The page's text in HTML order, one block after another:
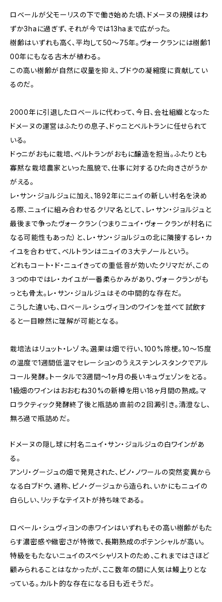
ロベールが父モーリスの下で働き始めた頃、ドメーヌの規模はわ
ずか3haに過ぎず、それが今では13haまで広がった。
樹齢はいずれも高く、平均して50〜75年。ヴォークランには樹齢1
00年にもなる古木が植わる。
この高い樹齢が自然に収量を抑え、ブドウの凝縮度に貢献してい
るのだ。
2000年に引退したロベールに代わって、今日、会社組織となった
ドメーヌの運営はふたりの息子、ドゥニとベルトランに任せられて
いる。
ドゥニがおもに栽培、ベルトランがおもに醸造を担当。ふたりとも
寡黙な栽培農家といった風貌で、仕事に対するひた向きさがうか
がえる。
レ・サン・ジョルジュに加え、1892年にニュイの新しい村名を決め
る際、ニュイに組み合わせるクリマ名として、レ・サン・ジョルジュと
最後まで争ったヴォークラン（つまりニュイ・ヴォークランが村名に
なる可能性もあった）と、レ・サン・ジョルジュの北に隣接するレ・カ
イユを合わせて、ベルトランはニュイの３大テノールという。
どれもコート・ド・ニュイきっての重低音が効いたクリマだが、この
３つの中ではレ・カイユが一番柔らかみがあり、ヴォークランがも
っとも骨太。レ・サン・ジョルジュはその中間的な存在だ。
こうした違いも、ロベール・シュヴィヨンのワインを並べて試飲す
ると一目瞭然に理解が可能となる。
栽培法はリュット・レゾネ。選果は畑で行い、100%除梗。10〜15度
の温度で1週間低温マセレーションのうえステンレスタンクでアル
コール発酵。トータルで3週間〜1ヶ月の長いキュヴェゾンをとる。
1級畑のワインはおおむね30%の新樽を用い18ヶ月間の熟成。マ
ロラクティック発酵終了後と瓶詰め直前の２回澱引き。清澄なし、
無ろ過で瓶詰めだ。
ドメーヌの隠し球に村名ニュイ・サン・ジョルジュの白ワインがあ
る。
アンリ・グージュの畑で発見された、ピノ・ノワールの突然変異から
なる白ブドウ、通称、ピノ・グージュから造られ、いかにもニュイの
白らしい、リッチなテイストが持ち味である。
ロベール・シュヴィヨンの赤ワインはいずれもその高い樹齢がもた
らす濃密感や緻密さが特徴で、長期熟成のポテンシャルが高い。
特級をもたないニュイのスペシャリストのため、これまではさほど
顧みられることはなかったが、ここ数年の間に人気は鰻上りとな
っている。カルト的な存在になる日も近そうだ。